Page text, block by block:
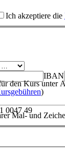
Ich akzeptiere die
IBAN
den Kurs unter
0047 49
)
Mal- und